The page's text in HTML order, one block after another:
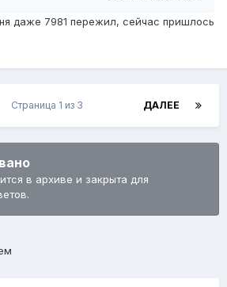
даже 7981 пережил, сейчас пришлось
ДАЛЕЕ
Страница 1 из 3
в архиве и закрыта для